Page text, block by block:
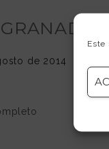
Este
de 2014